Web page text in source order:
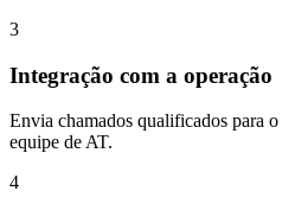
3
Integração com a operação
Envia chamados qualificados para
equipe de AT.
4